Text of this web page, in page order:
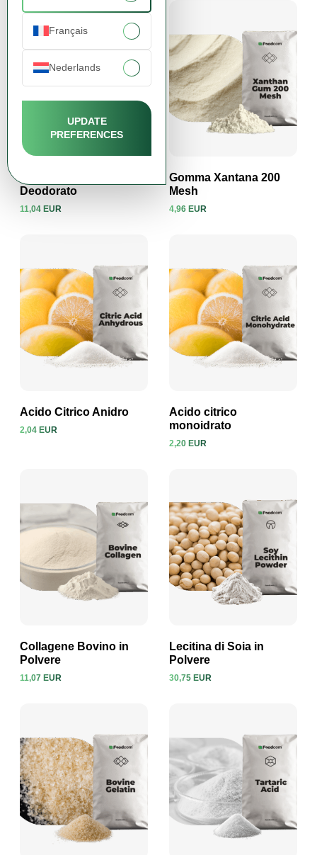
Français
Nederlands
UPDATE
PREFERENCES
Visualizza prodotto
Deodorato
11,04 EUR Visualizza prodotto
Gomma Xantana 200
Mesh
4,96 EUR
Acido Citrico Anidro
2,04 EUR
Visualizza prodotto
Acido citrico
monoidrato
2,20 EUR
Visualizza prodotto
Collagene Bovino in
Polvere
11,07 EUR Visualizza prodotto
Lecitina di Soia in
Polvere
30,75 EUR